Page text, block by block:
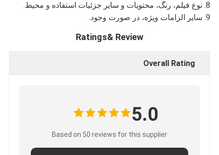
8. نوع فیلم، رنگ، محتویات و سایر جزئیات استفاده و محیط.
9. سایر الزامات ویژه، در صورت وجود.
Ratings& Review
Overall Rating
5.0
Based on 50 reviews for this supplier